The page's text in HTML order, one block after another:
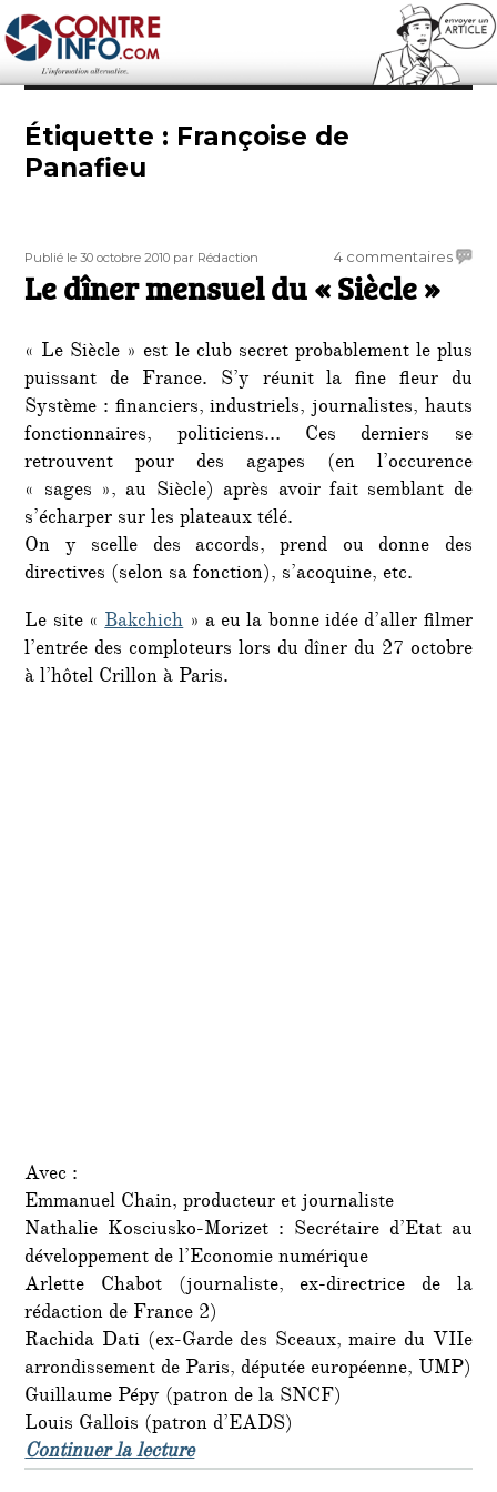
Contre-Info
Étiquette : Françoise de
Panafieu
Publié
le
Publié le 30 octobre 2010 Auteur
par Rédaction 4 commentairessur
du
«
Le dîner mensuel du « Siècle »
« Le Siècle » est le club secret probablement le plus
puissant de France. S’y réunit la fine fleur du
Système : financiers, industriels, journalistes, hauts
fonctionnaires, politiciens… Ces derniers se
retrouvent pour des agapes (en l’occurence
« sages », au Siècle) après avoir fait semblant de
s’écharper sur les plateaux télé.
On y scelle des accords, prend ou donne des
directives (selon sa fonction), s’acoquine, etc.
Le site «Bakchich» a eu la bonne idée d’aller filmer
l’entrée des comploteurs lors du dîner du 27 octobre
à l’hôtel Crillon à Paris.
Avec :
Emmanuel Chain, producteur et journaliste
Nathalie Kosciusko-Morizet : Secrétaire d’Etat au
développement de l’Economie numérique
Arlette Chabot (journaliste, ex-directrice de la
rédaction de France 2)
Rachida Dati (ex-Garde des Sceaux, maire du VIIe
arrondissement de Paris, députée européenne, UMP)
Guillaume Pépy (patron de la SNCF)
Louis Gallois (patron d’EADS)
Continuer la lecturede « Le dîner mensuel du « Siècle